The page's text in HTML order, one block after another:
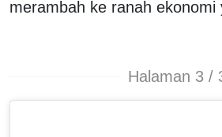
merambah ke ranah ekonomi
Halaman 3 /